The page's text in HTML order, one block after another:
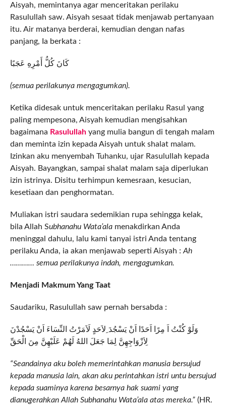
Aisyah, memintanya agar menceritakan perilaku
Rasulullah saw. Aisyah sesaat tidak menjawab pertanyaan
itu. Air matanya berderai, kemudian dengan nafas
panjang, Ia berkata :
كَانَ كُلُّ أَمْرِهِ عَجَبًا
(semua perilakunya mengagumkan).
Ketika didesak untuk menceritakan perilaku Rasul yang
paling mempesona, Aisyah kemudian mengisahkan
bagaimana Rasulullah yang mulia bangun di tengah malam
dan meminta izin kepada Aisyah untuk shalat malam.
Izinkan aku menyembah Tuhanku, ujar Rasulullah kepada
Aisyah. Bayangkan, sampai shalat malam saja diperlukan
izin istrinya. Disitu terhimpun kemesraan, kesucian,
kesetiaan dan penghormatan.
Muliakan istri saudara sedemikian rupa sehingga kelak,
bila Allah Subhanahu Wata’ala menakdirkan Anda
meninggal dahulu, lalu kami tanyai istri Anda tentang
perilaku Anda, ia akan menjawab seperti Aisyah : Ah
………… semua perilakunya indah, mengagumkan.
Menjadi Makmum Yang Taat
Saudariku, Rasulullah saw pernah bersabda :
وَلَوْ كُنْتُ اَ مِرًا اَحَدًا اَنْ يَسْجُدَ ِلاَحَدٍ لَاَمَرْتُ النِّسَاءَ اَنْ يَسْجُدْنَ
لِاَزْوَاجِهِنَّ لِمَا جَعَلَ اللهُ لَهُمْ عَلَيْهِنَّ مِنَ الْحَقِّ
“Seandainya aku boleh memerintahkan manusia bersujud
kepada manusia lain, akan aku perintahkan istri untu bersujud
kepada suaminya karena besarnya hak suami yang
dianugerahkan Allah Subhanahu Wata’ala atas mereka.”(HR.